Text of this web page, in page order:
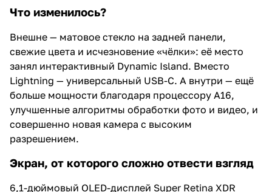
Что изменилось?
Внешне — матовое стекло на задней панели,
свежие цвета и исчезновение «чёлки»: её место
занял интерактивный Dynamic Island. Вместо
Lightning — универсальный USB-C. А внутри — ещё
больше мощности благодаря процессору A16,
улучшенные алгоритмы обработки фото и видео, и
совершенно новая камера с высоким
разрешением.
Экран, от которого сложно отвести взгляд
6,1-дюймовый OLED-дисплей Super Retina XDR